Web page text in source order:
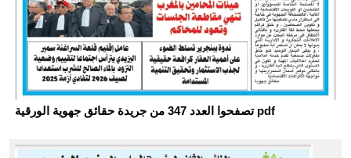
تصفحوا العدد 347 من جريدة حقائق جهوية الورقية pdf